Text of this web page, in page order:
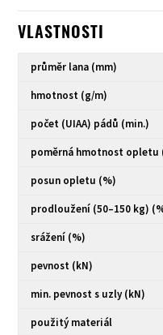
VLASTNOSTI
průměr lana (mm)
hmotnost (g/m)
počet (UIAA) pádů (min.)
poměrná hmotnost opletu
posun opletu (%)
prodloužení (50–150 kg)
srážení (%)
pevnost (kN)
min. pevnost s uzly (kN)
použitý materiál